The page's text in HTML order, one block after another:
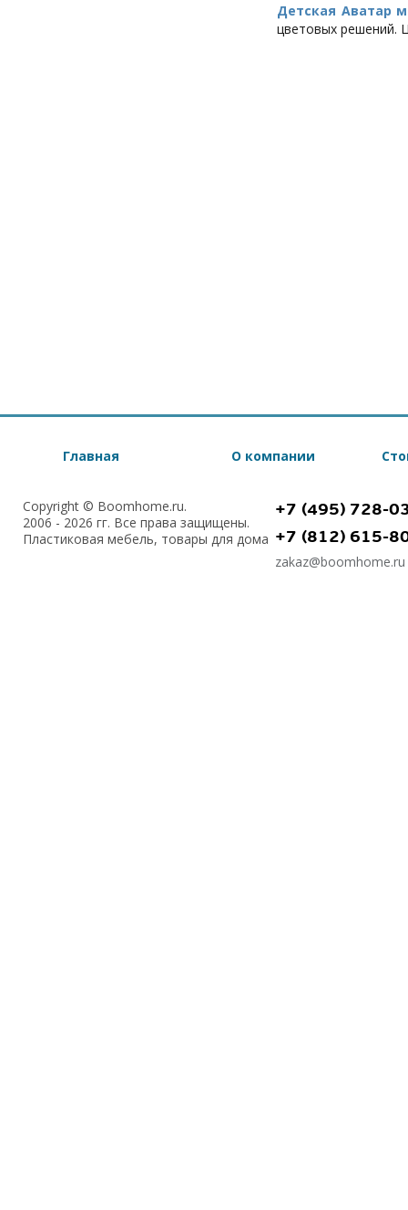
Детская Аватар
цветовых решений.
Главная О компании
Copyright © Boomhome.ru.
2006 - 2026 гг. Все права защищены.
Пластиковая мебель, товары для дома
+7 (495) 728-
+7 (812) 615-
zakaz@boomhome.ru